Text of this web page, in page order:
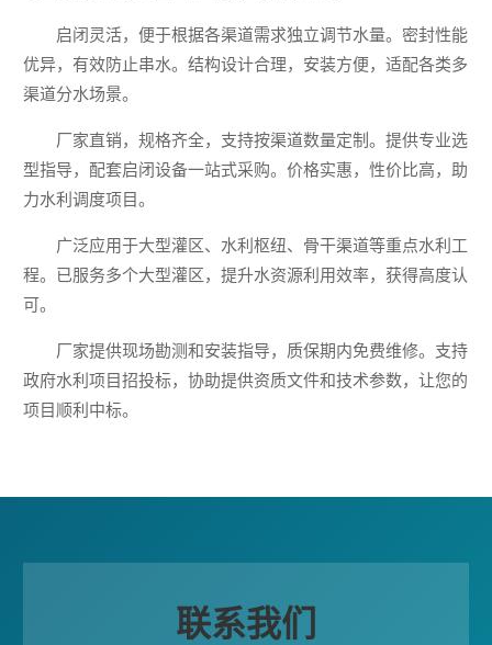
启闭灵活，便于根据各渠道需求独立调节水量。密封性能
优异，有效防止串水。结构设计合理，安装方便，适配各类多
渠道分水场景。
厂家直销，规格齐全，支持按渠道数量定制。提供专业选
型指导，配套启闭设备一站式采购。价格实惠，性价比高，助
力水利调度项目。
广泛应用于大型灌区、水利枢纽、骨干渠道等重点水利工
程。已服务多个大型灌区，提升水资源利用效率，获得高度认
可。
厂家提供现场勘测和安装指导，质保期内免费维修。支持
政府水利项目招投标，协助提供资质文件和技术参数，让您的
项目顺利中标。
联系我们